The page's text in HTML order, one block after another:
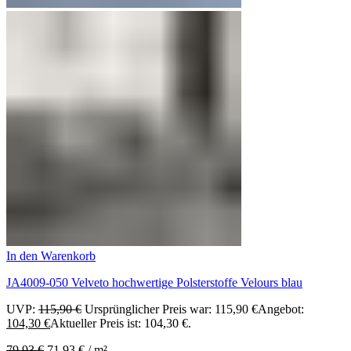
In den Warenkorb
JA4009-050 Velveto hochwertige Polsterstoffe Velours blau
UVP: 115,90€ Ursprünglicher Preis war: 115,90 €Angebot:
104,30 €Aktueller Preis ist: 104,30 €.